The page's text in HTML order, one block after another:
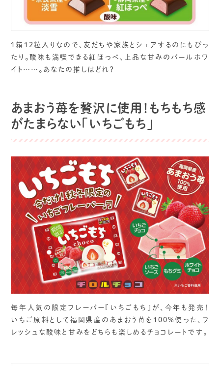
1箱12粒入りなので、友だちや家族とシェアするのにもぴっ
たり。酸味も満喫できる紅ほっぺ、上品な甘みのパールホワ
イト……。あなたの推しはどれ？
あまおう苺を贅沢に使用！もちもち感
がたまらない「いちごもち」
毎年人気の限定フレーバー『いちごもち』が、今年も発売！
いちご原料として福岡県産のあまおう苺を100%使った、フ
レッシュな酸味と甘みをどちらも楽しめるチョコレートです。